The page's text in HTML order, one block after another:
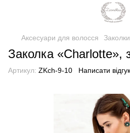
Аксесуари для волосся Заколки
Заколка «Charlotte»,
Артикул: ZKch-9-10 Написати відгук